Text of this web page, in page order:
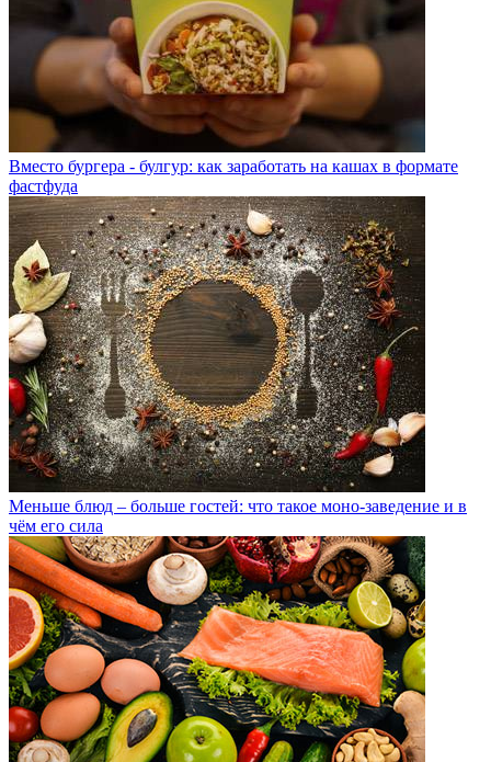
Вместо бургера - булгур: как заработать на кашах в формате
фастфуда
Меньше блюд – больше гостей: что такое моно-заведение и в
чём его сила